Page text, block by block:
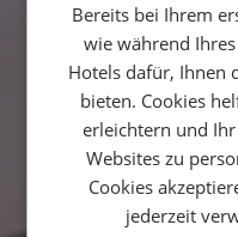
Bereits bei Ihrem
wie während
Hotels dafür, Ihnen
bieten. Cookies
erleichtern und
Websites zu
Cookies
jederzeit